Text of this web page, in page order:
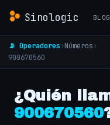
Sinologic BLOG
📡 Operadores›Números›
900670560
¿Quién
900670560